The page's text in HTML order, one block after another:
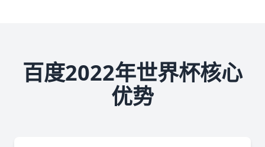
百度2022年世界杯核心
优势